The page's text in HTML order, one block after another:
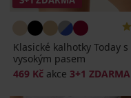
Klasické kalhotky Today s
vysokým pasem
469 Kč akce 3+1 ZDARMA